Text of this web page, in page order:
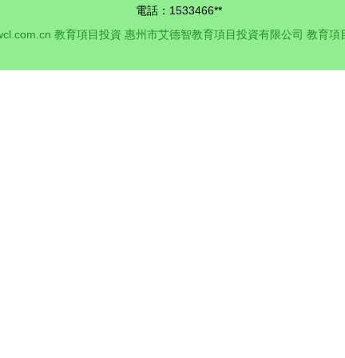
電話：1533466**
教育項目投資 惠州市艾德智教育項目投資有限公司 教育項